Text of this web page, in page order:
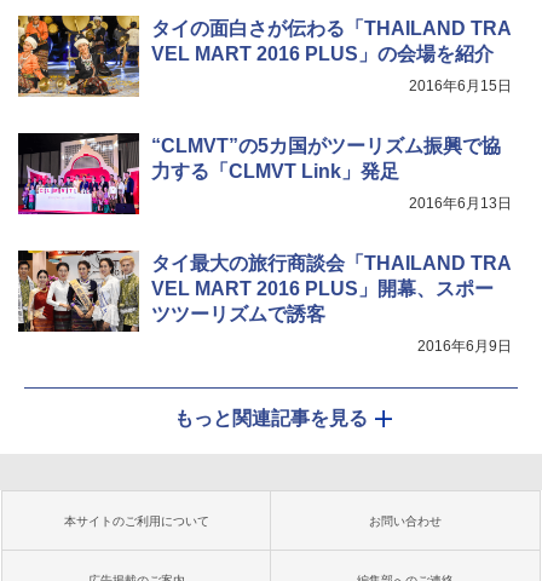
タイの面白さが伝わる「THAILAND TRA
VEL MART 2016 PLUS」の会場を紹介
2016年6月15日
“CLMVT”の5カ国がツーリズム振興で協
力する「CLMVT Link」発足
2016年6月13日
タイ最大の旅行商談会「THAILAND TRA
VEL MART 2016 PLUS」開幕、スポー
ツツーリズムで誘客
2016年6月9日
もっと関連記事を見る
本サイトのご利用について お問い合わせ